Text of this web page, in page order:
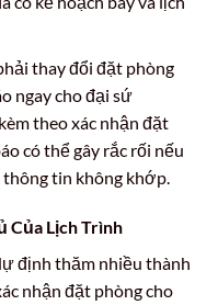
thay đổi đặt phòng
ngay cho đại sứ
theo xác nhận đặt
có thể gây rắc rối nếu
tin không khớp.
Của Lịch Trình
định thăm nhiều thành
nhận đặt phòng cho